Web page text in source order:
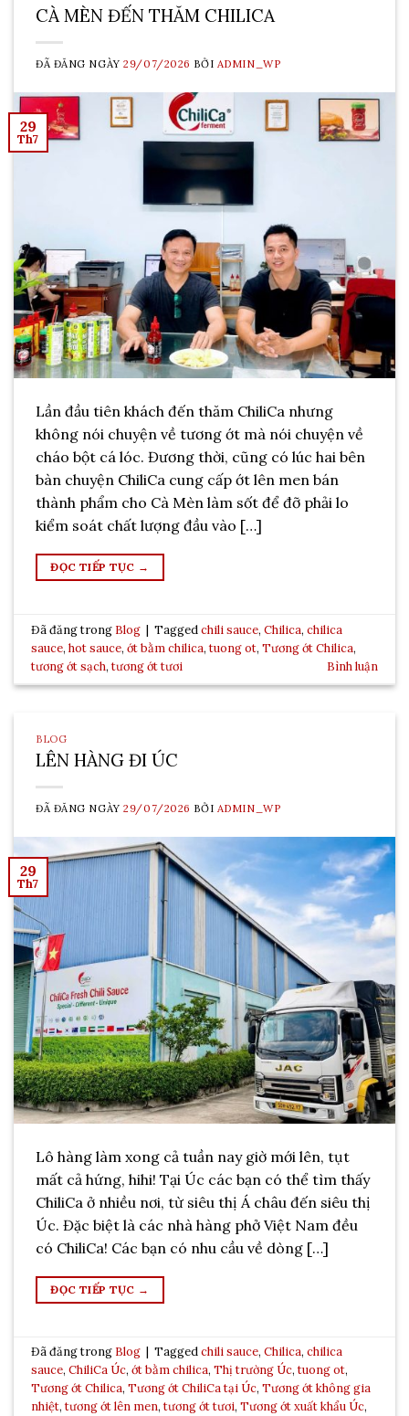
CÀ MÈN ĐẾN THĂM CHILICA
ĐÃ ĐĂNG NGÀY29/07/2026 BỞI ADMIN_WP
29
Th7
Lần đầu tiên khách đến thăm ChiliCa nhưng
không nói chuyện về tương ớt mà nói chuyện về
cháo bột cá lóc. Đương thời, cũng có lúc hai bên
bàn chuyện ChiliCa cung cấp ớt lên men bán
thành phẩm cho Cà Mèn làm sốt để đỡ phải lo
kiểm soát chất lượng đầu vào […]
ĐỌC TIẾP TỤC →
Đã đăng trong Blog | Taggedchili sauce,Chilica,chilica
sauce,hot sauce,ớt bằm chilica,tuong ot,Tương ớt Chilica,
tương ớt sạch,tương ớt tươi Bình luận
BLOG
LÊN HÀNG ĐI ÚC
ĐÃ ĐĂNG NGÀY29/07/2026 BỞI ADMIN_WP
29
Th7
Lô hàng làm xong cả tuần nay giờ mới lên, tụt
mất cả hứng, hihi! Tại Úc các bạn có thể tìm thấy
ChiliCa ở nhiều nơi, từ siêu thị Á châu đến siêu thị
Úc. Đặc biệt là các nhà hàng phở Việt Nam đều
có ChiliCa! Các bạn có nhu cầu về dòng […]
ĐỌC TIẾP TỤC →
Đã đăng trong Blog | Taggedchili sauce,Chilica,chilica
sauce,ChiliCa Úc,ớt bằm chilica,Thị trường Úc,tuong ot,
Tương ớt Chilica,Tương ớt ChiliCa tại Úc,Tương ớt không gia
nhiệt,tương ớt lên men,tương ớt tươi,Tương ớt xuất khẩu Úc,